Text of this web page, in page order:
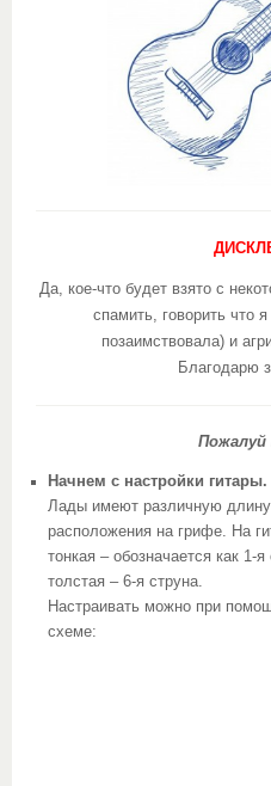
Да, кое-что будет взято с
спамить, говорить что
позаимствовала) и
Благодарю
Начнем с настройки гитары.
Лады имеют различную длину
расположения на грифе. На
тонкая – обозначается как 1-
толстая – 6-я струна.
Настраивать можно при
схеме: